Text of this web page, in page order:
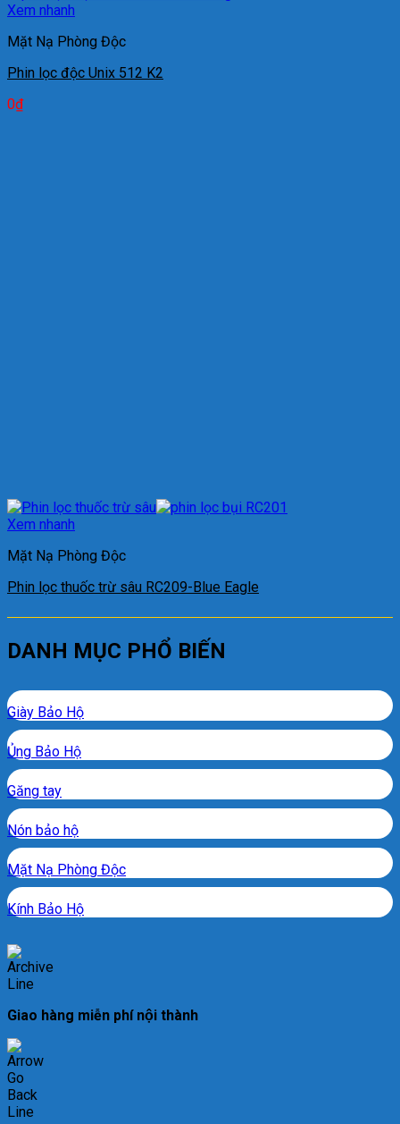
Xem nhanh
Mặt Nạ Phòng Độc
Phin lọc độc Unix 512 K2
0₫
Xem nhanh
Mặt Nạ Phòng Độc
Phin lọc thuốc trừ sâu RC209-Blue Eagle
DANH MỤC PHỔ BIẾN
Giày Bảo Hộ
Ủng Bảo Hộ
Găng tay
Nón bảo hộ
Mặt Nạ Phòng Độc
Kính Bảo Hộ
Giao hàng miễn phí nội thành